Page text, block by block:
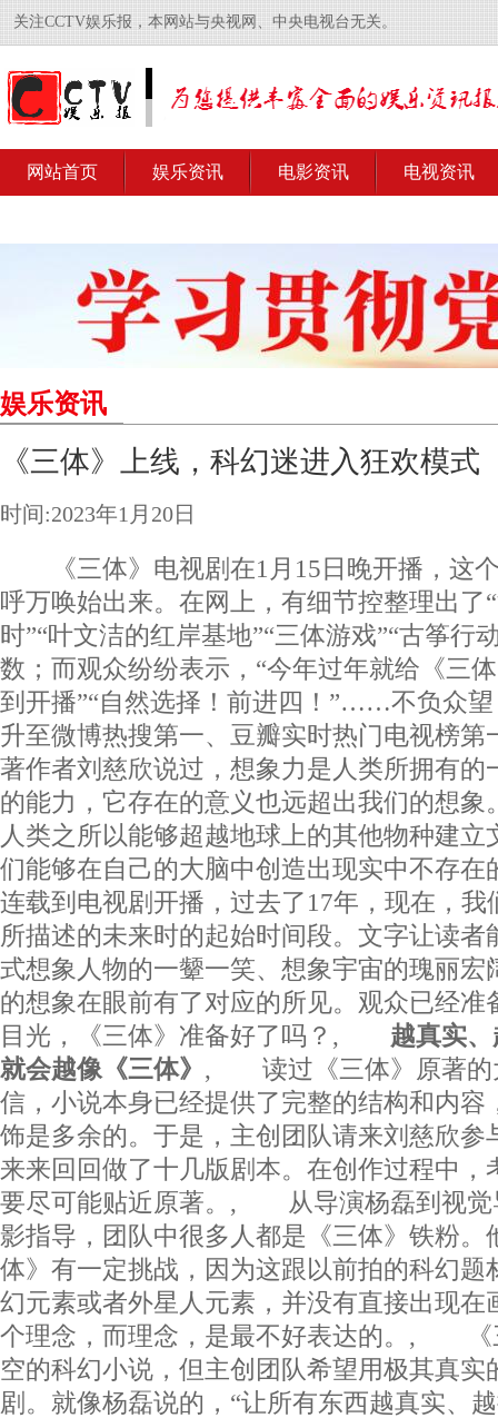
关注CCTV娱乐报，本网站与央视网、中央电视台无关。
网站首页 娱乐资讯 电影资讯 电视资讯
娱乐资讯
《三体》上线，科幻迷进入狂欢模式
时间:2023年1月20日
《三体》电视剧在1月15日晚开播，这
呼万唤始出来。在网上，有细节控整理出了
时”“叶文洁的红岸基地”“三体游戏”“古筝行
数；而观众纷纷表示，“今年过年就给《三
到开播”“自然选择！前进四！”……不负众
升至微博热搜第一、豆瓣实时热门电视
著作者刘慈欣说过，想象力是人类所拥有的
的能力，它存在的意义也远超出我们的想象
人类之所以能够超越地球上的其他物种建立
们能够在自己的大脑中创造出现实中不
连载到电视剧开播，过去了17年，现在，我
所描述的未来时的起始时间段。文字让读者
式想象人物的一颦一笑、想象宇宙的瑰丽宏
的想象在眼前有了对应的所见。观众已经准
目光，《三体》准备好了吗？, 越真实
就会越像《三体》 , 读过《三体》原著的
信，小说本身已经提供了完整的结构和内容
饰是多余的。于是，主创团队请来刘慈欣参
来来回回做了十几版剧本。在创作过程中，
要尽可能贴近原著。, 从导演杨磊到视觉
影指导，团队中很多人都是《三体》铁粉。
体》有一定挑战，因为这跟以前拍的科幻题
幻元素或者外星人元素，并没有直接出现在
个理念，而理念，是最不好表达的。, 《
空的科幻小说，但主创团队希望用极其真实
剧。就像杨磊说的，“让所有东西越真实、